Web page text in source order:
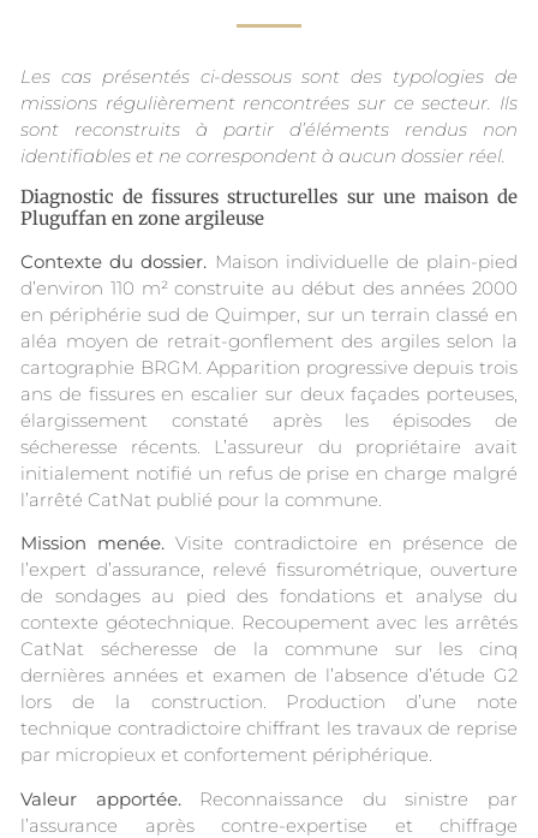
Les cas présentés ci-dessous sont des typologies de
missions régulièrement rencontrées sur ce secteur. Ils
sont reconstruits à partir d’éléments rendus non
identifiables et ne correspondent à aucun dossier réel.
Diagnostic de fissures structurelles sur une maison de
Pluguffan en zone argileuse
Contexte du dossier. Maison individuelle de plain-pied
d’environ 110 m² construite au début des années 2000
en périphérie sud de Quimper, sur un terrain classé en
aléa moyen de retrait-gonflement des argiles selon la
cartographie BRGM. Apparition progressive depuis trois
ans de fissures en escalier sur deux façades porteuses,
élargissement constaté après les épisodes de
sécheresse récents. L’assureur du propriétaire avait
initialement notifié un refus de prise en charge malgré
l’arrêté CatNat publié pour la commune.
Mission menée. Visite contradictoire en présence de
l’expert d’assurance, relevé fissurométrique, ouverture
de sondages au pied des fondations et analyse du
contexte géotechnique. Recoupement avec les arrêtés
CatNat sécheresse de la commune sur les cinq
dernières années et examen de l’absence d’étude G2
lors de la construction. Production d’une note
technique contradictoire chiffrant les travaux de reprise
par micropieux et confortement périphérique.
Valeur apportée.Reconnaissance du sinistre par
l’assurance après contre-expertise et chiffrage